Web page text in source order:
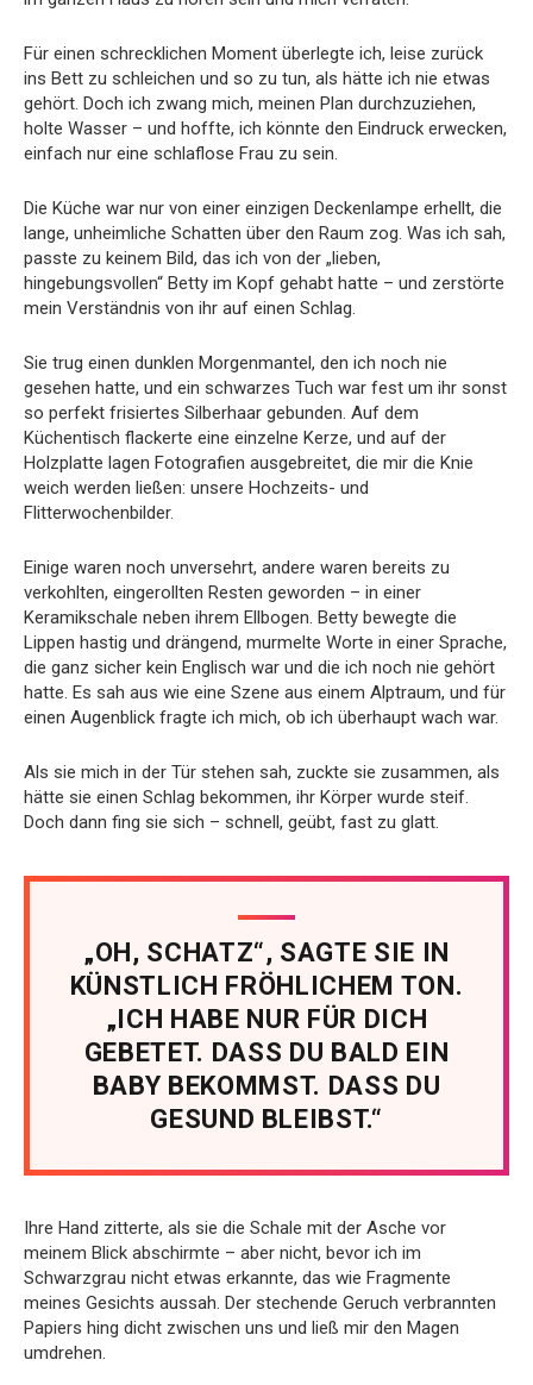
Für einen schrecklichen Moment überlegte ich, leise zurück
ins Bett zu schleichen und so zu tun, als hätte ich nie etwas
gehört. Doch ich zwang mich, meinen Plan durchzuziehen,
holte Wasser – und hoffte, ich könnte den Eindruck erwecken,
einfach nur eine schlaflose Frau zu sein.
Die Küche war nur von einer einzigen Deckenlampe erhellt, die
lange, unheimliche Schatten über den Raum zog. Was ich sah,
passte zu keinem Bild, das ich von der „lieben,
hingebungsvollen“ Betty im Kopf gehabt hatte – und zerstörte
mein Verständnis von ihr auf einen Schlag.
Sie trug einen dunklen Morgenmantel, den ich noch nie
gesehen hatte, und ein schwarzes Tuch war fest um ihr sonst
so perfekt frisiertes Silberhaar gebunden. Auf dem
Küchentisch flackerte eine einzelne Kerze, und auf der
Holzplatte lagen Fotografien ausgebreitet, die mir die Knie
weich werden ließen: unsere Hochzeits- und
Flitterwochenbilder.
Einige waren noch unversehrt, andere waren bereits zu
verkohlten, eingerollten Resten geworden – in einer
Keramikschale neben ihrem Ellbogen. Betty bewegte die
Lippen hastig und drängend, murmelte Worte in einer Sprache,
die ganz sicher kein Englisch war und die ich noch nie gehört
hatte. Es sah aus wie eine Szene aus einem Alptraum, und für
einen Augenblick fragte ich mich, ob ich überhaupt wach war.
Als sie mich in der Tür stehen sah, zuckte sie zusammen, als
hätte sie einen Schlag bekommen, ihr Körper wurde steif.
Doch dann fing sie sich – schnell, geübt, fast zu glatt.
„OH, SCHATZ“, SAGTE SIE IN
KÜNSTLICH FRÖHLICHEM TON.
„ICH HABE NUR FÜR DICH
GEBETET. DASS DU BALD EIN
BABY BEKOMMST. DASS DU
GESUND BLEIBST.“
Ihre Hand zitterte, als sie die Schale mit der Asche vor
meinem Blick abschirmte – aber nicht, bevor ich im
Schwarzgrau nicht etwas erkannte, das wie Fragmente
meines Gesichts aussah. Der stechende Geruch verbrannten
Papiers hing dicht zwischen uns und ließ mir den Magen
umdrehen.